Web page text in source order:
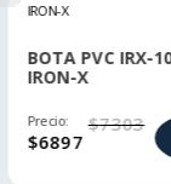
IRON-X
BOTA PVC IRX-
IRON-X
Precio:
$6897
$7303